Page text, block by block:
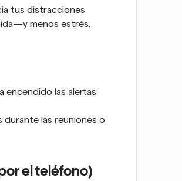
tus distracciones
menos estrés.
encendido las alertas
durante las reuniones o
el teléfono)